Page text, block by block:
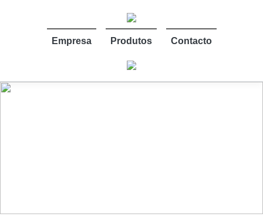
Empresa Produtos Contacto